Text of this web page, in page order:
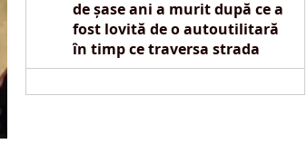
de șase ani a murit după ce a
fost lovită de o autoutilitară
în timp ce traversa strada